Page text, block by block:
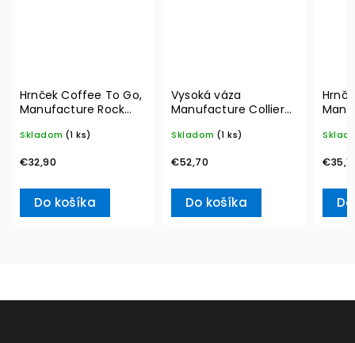
Hrnček Coffee To Go,
Manufacture Rock
Boch
Skladom (1 ks)
€32,90
Do košíka
Vysoká váza
Manufacture Collier
& Boch
Skladom (1 ks)
€52,70
Do košíka
Boch